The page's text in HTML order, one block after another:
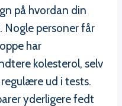
på hvordan din
Nogle personer får
har
kolesterol, selv
ud i tests.
yderligere fedt